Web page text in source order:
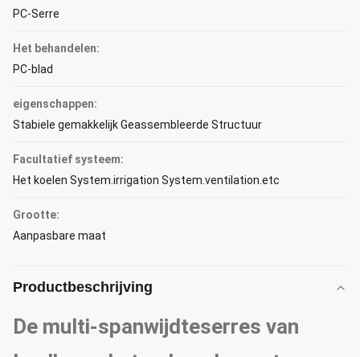
PC-Serre
Het behandelen:
PC-blad
eigenschappen:
Stabiele gemakkelijk Geassembleerde Structuur
Facultatief systeem:
Het koelen System.irrigation System.ventilation.etc
Grootte:
Aanpasbare maat
Productbeschrijving
De multi-spanwijdteserres van